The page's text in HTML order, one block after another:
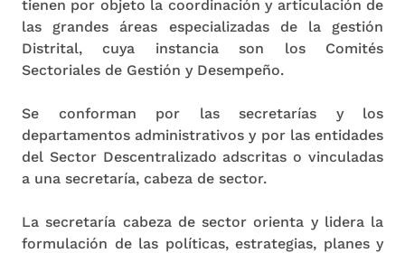
tienen por objeto la coordinación y articulación de
las grandes áreas especializadas de la gestión
Distrital, cuya instancia son los Comités
Sectoriales de Gestión y Desempeño.
Se conforman por las secretarías y los
departamentos administrativos y por las entidades
del Sector Descentralizado adscritas o vinculadas
a una secretaría, cabeza de sector.
La secretaría cabeza de sector orienta y lidera la
formulación de las políticas, estrategias, planes y